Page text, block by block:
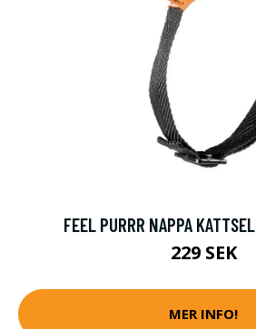
FEEL PURRR NAPPA
229 SEK
MER INFO!